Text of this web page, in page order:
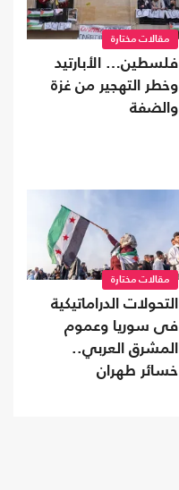
مقالات مختارة
فلسطين… الأبارتيد
وخطر التهجير من غزة
والضفة
مقالات مختارة
التحولات الدراماتيكية
فى سوريا وعموم
المشرق العربي..
خسائر طهران